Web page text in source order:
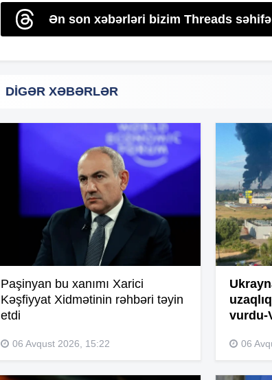
Ən son xəbərləri bizim Threads
DIGƏR XƏBƏRLƏR
Paşinyan bu xanımı Xarici
Kəşfiyyat Xidmətinin rəhbəri təyin
etdi
06 Avqust 2026, 15:22
vurdu-
06